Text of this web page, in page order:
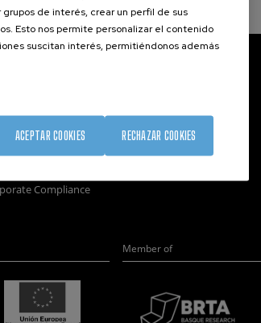
Compliance
Member of
de interés, crear un perfil de sus
Esto nos permite personalizar el contenido
suscitan interés, permitiéndonos además
RECHAZAR COOKIES
ACEPTAR COOKIES